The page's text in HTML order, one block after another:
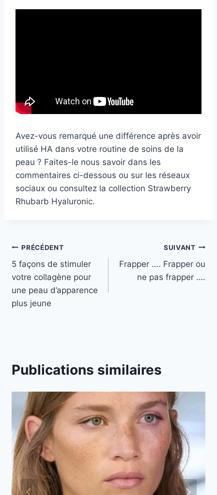
Avez-vous remarqué une différence après avoir
utilisé HA dans votre routine de soins de la
peau ? Faites-le nous savoir dans les
commentaires ci-dessous ou sur les réseaux
sociaux ou consultez la collection Strawberry
Rhubarb Hyaluronic.
Navigation
de
l’article
PRÉCÉDENT
5 façons de stimuler
votre collagène pour
une peau d’apparence
plus jeune
SUIVANT
Frapper …. Frapper ou
ne pas frapper ….
Publications similaires